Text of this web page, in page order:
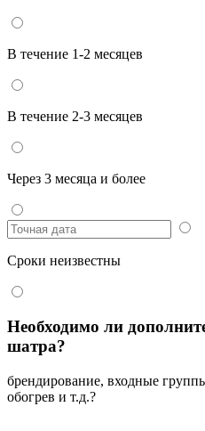
В течение 1-2 месяцев
В течение 2-3 месяцев
Через 3 месяца и более
Сроки неизвестны
Необходимо ли
шатра?
брендирование, входные
обогрев и т.д.?